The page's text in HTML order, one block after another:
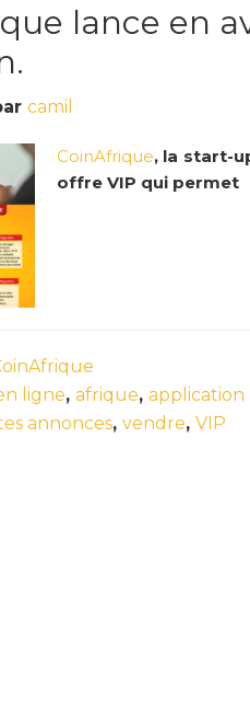
lance en
camil
CoinAfrique, la start-
offre VIP qui permet
ligne, afrique, application
annonces, vendre, VIP